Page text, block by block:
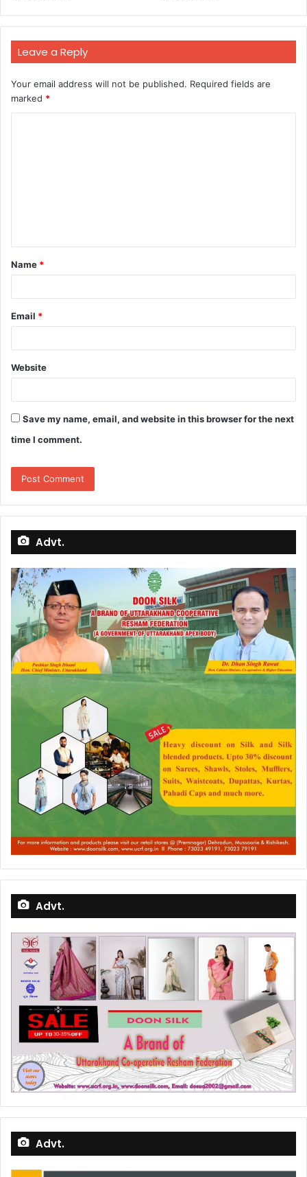
Leave a Reply
Your email address will not be published. Required fields are
marked *
t
*
Name *
Email *
Website
Save my name, email, and website in this browser for the next
time I comment.
Advt.
Advt.
Advt.